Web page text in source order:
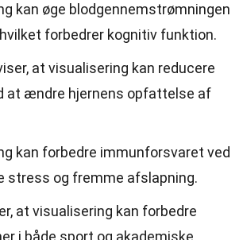
kan øge blodgennemstrømningen
forbedrer kognitiv funktion.
at visualisering kan reducere
at ændre hjernens opfattelse af
kan forbedre immunforsvaret ved
stress og fremme afslapning.
at visualisering kan forbedre
i både sport og akademiske